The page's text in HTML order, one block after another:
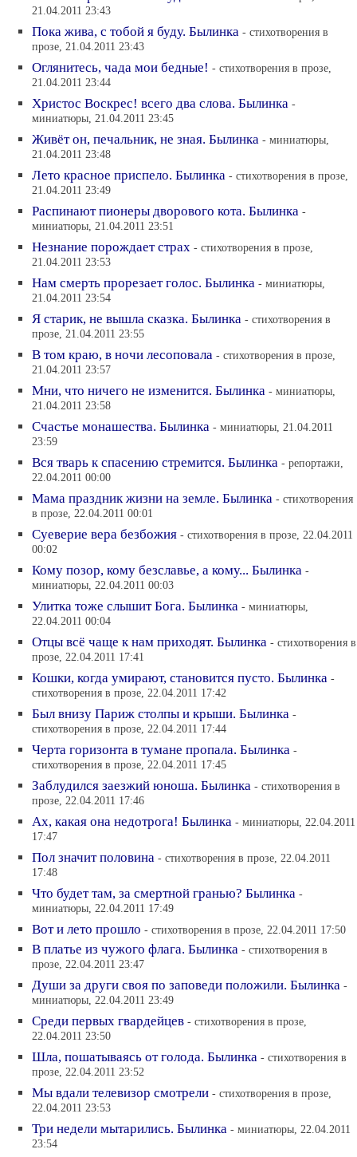
21.04.2011 23:43
Пока жива, с тобой я буду. Былинка - стихотворения в
прозе, 21.04.2011 23:43
Оглянитесь, чада мои бедные! - стихотворения в прозе,
21.04.2011 23:44
Христос Воскрес! всего два слова. Былинка -
миниатюры, 21.04.2011 23:45
Живёт он, печальник, не зная. Былинка - миниатюры,
21.04.2011 23:48
Лето красное приспело. Былинка - стихотворения в прозе,
21.04.2011 23:49
Распинают пионеры дворового кота. Былинка -
миниатюры, 21.04.2011 23:51
Незнание порождает страх - стихотворения в прозе,
21.04.2011 23:53
Нам смерть прорезает голос. Былинка - миниатюры,
21.04.2011 23:54
Я старик, не вышла сказка. Былинка - стихотворения в
прозе, 21.04.2011 23:55
В том краю, в ночи лесоповала - стихотворения в прозе,
21.04.2011 23:57
Мни, что ничего не изменится. Былинка - миниатюры,
21.04.2011 23:58
Счастье монашества. Былинка - миниатюры, 21.04.2011
23:59
Вся тварь к спасению стремится. Былинка - репортажи,
22.04.2011 00:00
Мама праздник жизни на земле. Былинка - стихотворения
в прозе, 22.04.2011 00:01
Суеверие вера безбожия - стихотворения в прозе, 22.04.2011
00:02
Кому позор, кому безславье, а кому... Былинка -
миниатюры, 22.04.2011 00:03
Улитка тоже слышит Бога. Былинка - миниатюры,
22.04.2011 00:04
Отцы всё чаще к нам приходят. Былинка - стихотворения в
прозе, 22.04.2011 17:41
Кошки, когда умирают, становится пусто. Былинка -
стихотворения в прозе, 22.04.2011 17:42
Был внизу Париж столпы и крыши. Былинка -
стихотворения в прозе, 22.04.2011 17:44
Черта горизонта в тумане пропала. Былинка -
стихотворения в прозе, 22.04.2011 17:45
Заблудился заезжий юноша. Былинка - стихотворения в
прозе, 22.04.2011 17:46
Ах, какая она недотрога! Былинка - миниатюры, 22.04.2011
17:47
Пол значит половина - стихотворения в прозе, 22.04.2011
17:48
Что будет там, за смертной гранью? Былинка -
миниатюры, 22.04.2011 17:49
Вот и лето прошло - стихотворения в прозе, 22.04.2011 17:50
В платье из чужого флага. Былинка - стихотворения в
прозе, 22.04.2011 23:47
Души за други своя по заповеди положили. Былинка -
миниатюры, 22.04.2011 23:49
Среди первых гвардейцев - стихотворения в прозе,
22.04.2011 23:50
Шла, пошатываясь от голода. Былинка - стихотворения в
прозе, 22.04.2011 23:52
Мы вдали телевизор смотрели - стихотворения в прозе,
22.04.2011 23:53
Три недели мытарились. Былинка - миниатюры, 22.04.2011
23:54